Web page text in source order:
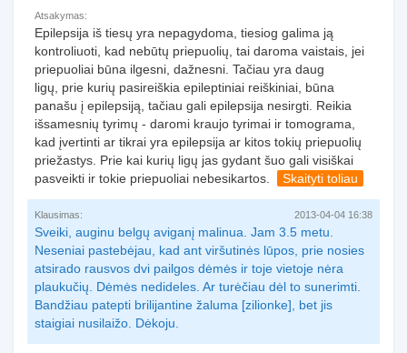
Atsakymas:
Epilepsija iš tiesų yra nepagydoma, tiesiog galima ją
kontroliuoti, kad nebūtų priepuolių, tai daroma vaistais, jei
priepuoliai būna ilgesni, dažnesni. Tačiau yra daug
ligų, prie kurių pasireiškia epileptiniai reiškiniai, būna
panašu į epilepsiją, tačiau gali epilepsija nesirgti. Reikia
išsamesnių tyrimų - daromi kraujo tyrimai ir tomograma,
kad įvertinti ar tikrai yra epilepsija ar kitos tokių priepuolių
priežastys. Prie kai kurių ligų jas gydant šuo gali visiškai
pasveikti ir tokie priepuoliai nebesikartos.
Skaityti toliau
Klausimas: 2013-04-04 16:38
Sveiki, auginu belgų aviganį malinua. Jam 3.5 metu.
Neseniai pastebėjau, kad ant viršutinės lūpos, prie nosies
atsirado rausvos dvi pailgos dėmės ir toje vietoje nėra
plaukučių. Dėmės nedideles. Ar turėčiau dėl to sunerimti.
Bandžiau patepti brilijantine žaluma [zilionke], bet jis
staigiai nusilaižo. Dėkoju.